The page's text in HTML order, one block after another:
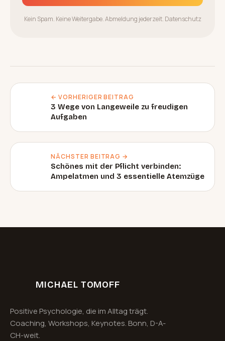
Kein Spam. Keine Weitergabe. Abmeldung jederzeit. Datenschutz
← VORHERIGER BEITRAG
3 Wege von Langeweile zu freudigen
Aufgaben
NÄCHSTER BEITRAG →
Schönes mit der Pflicht verbinden:
Ampelatmen und 3 essentielle Atemzüge
MICHAEL TOMOFF
Positive Psychologie, die im Alltag trägt.
Coaching, Workshops, Keynotes. Bonn, D-A-
CH-weit.